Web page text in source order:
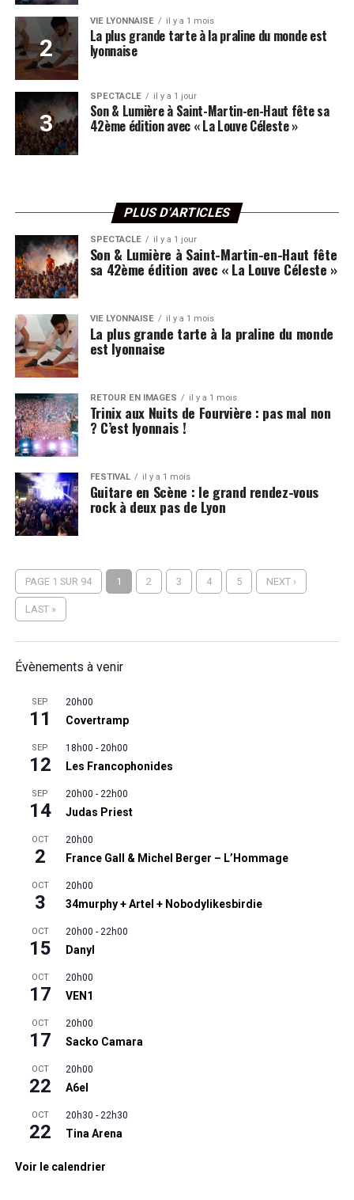
VIE LYONNAISE il y a 1 mois
La plus grande tarte à la praline du monde est
lyonnaise
SPECTACLE il y a 1 jour
Son & Lumière à Saint-Martin-en-Haut fête sa
42ème édition avec « La Louve Céleste »
PLUS D'ARTICLES
SPECTACLE il y a 1 jour
Son & Lumière à Saint-Martin-en-Haut fête
sa 42ème édition avec « La Louve Céleste »
VIE LYONNAISE il y a 1 mois
La plus grande tarte à la praline du monde
est lyonnaise
RETOUR EN IMAGES il y a 1 mois
Trinix aux Nuits de Fourvière : pas mal non
? C’est lyonnais !
FESTIVAL il y a 1 mois
Guitare en Scène : le grand rendez-vous
rock à deux pas de Lyon
PAGE 1 SUR 94 1 2 3 4 5 NEXT ›
LAST »
Évènements à venir
SEP
11
20h00
Covertramp
SEP
12
18h00 - 20h00
Les Francophonides
SEP
14
20h00 - 22h00
Judas Priest
OCT
2
20h00
France Gall & Michel Berger – L’Hommage
OCT
3
20h00
34murphy + Artel + Nobodylikesbirdie
OCT
15
20h00 - 22h00
Danyl
OCT
17
20h00
VEN1
OCT
17
20h00
Sacko Camara
OCT
22
20h00
A6el
OCT
22
20h30 - 22h30
Tina Arena
Voir le calendrier